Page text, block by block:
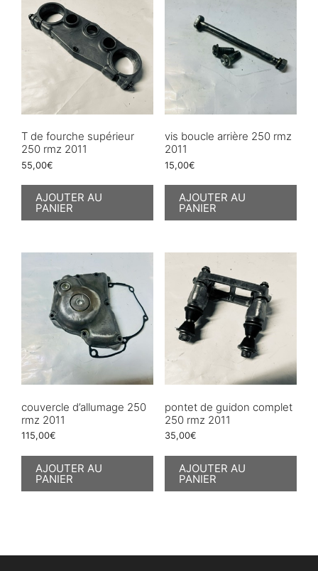
T de fourche supérieur
250 rmz 2011
55,00€
AJOUTER AU
PANIER
vis boucle arrière 250 rmz
2011
15,00€
AJOUTER AU
PANIER
couvercle d’allumage 250
rmz 2011
115,00€
AJOUTER AU
PANIER
pontet de guidon complet
250 rmz 2011
35,00€
AJOUTER AU
PANIER